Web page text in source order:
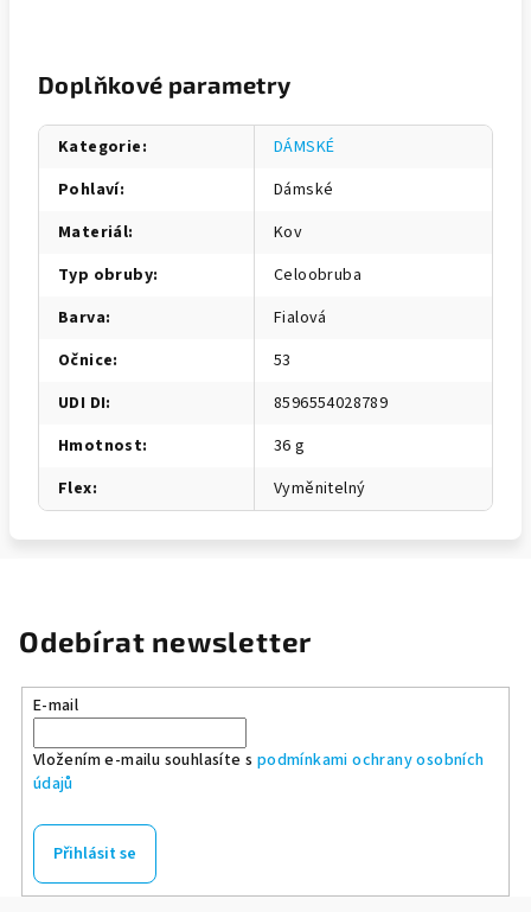
Doplňkové parametry
Kategorie:
DÁMSKÉ
Pohlaví:
Dámské
Materiál:
Kov
Typ obruby:
Celoobruba
Barva:
Fialová
Očnice:
53
UDI DI:
8596554028789
Hmotnost:
36 g
Flex: Vyměnitelný
Odebírat newsletter
E-mail
Vložením e-mailu souhlasíte s podmínkami ochrany osobních
údajů
Přihlásit se